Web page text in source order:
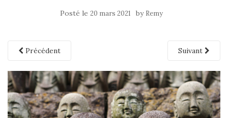
Posté le 20 mars 2021 by Remy
Précédent Suivant